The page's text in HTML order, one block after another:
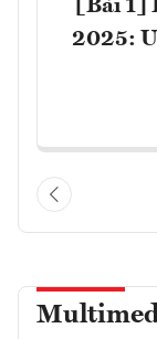
[Bài 1]
2025: